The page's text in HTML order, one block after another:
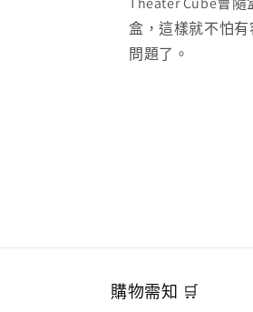
盒，這樣就不怕有
問題了。
購物需知 🛒